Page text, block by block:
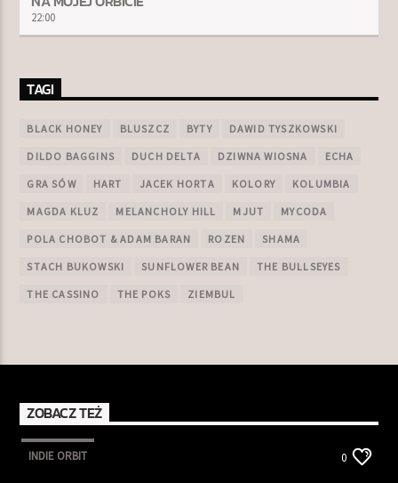
22:00
TAGI
BLACK HONEY BLUSZCZ BYTY DAWID TYSZKOWSKI
DILDO BAGGINS DUCH DELTA DZIWNA WIOSNA ECHA
GRA SÓW HART JACEK HORTA KOLORY KOLUMBIA
MAGDA KLUZ MELANCHOLY HILL MJUT MYCODA
POLA CHOBOT & ADAM BARAN ROZEN SHAMA
STACH BUKOWSKI SUNFLOWER BEAN THE BULLSEYES
THE CASSINO THE POKS ZIEMBUL
ZOBACZ TEŻ
INDIE ORBIT 0